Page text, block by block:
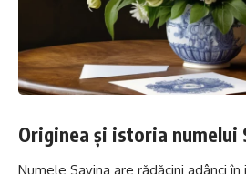
Originea și istoria numelui
Numele Savina are rădăcini adânci